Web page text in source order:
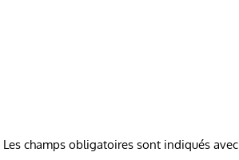
Les champs obligatoires sont indiqués avec